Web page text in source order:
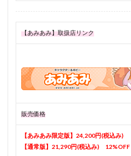
【あみあみ】取扱店リンク
販売価格
【あみあみ限定版】24,200円(税込み)
【通常版】21,290円(税込み) 12%OFF